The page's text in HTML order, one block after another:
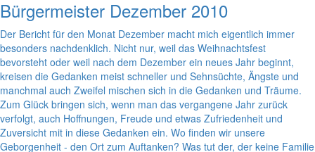
Bürgermeister Dezember 2010
Der Bericht für den Monat Dezember macht mich eigentlich immer
besonders nachdenklich. Nicht nur, weil das Weihnachtsfest
bevorsteht oder weil nach dem Dezember ein neues Jahr beginnt,
kreisen die Gedanken meist schneller und Sehnsüchte, Ängste und
manchmal auch Zweifel mischen sich in die Gedanken und Träume.
Zum Glück bringen sich, wenn man das vergangene Jahr zurück
verfolgt, auch Hoffnungen, Freude und etwas Zufriedenheit und
Zuversicht mit in diese Gedanken ein. Wo finden wir unsere
Geborgenheit - den Ort zum Auftanken? Was tut der, der keine Familie